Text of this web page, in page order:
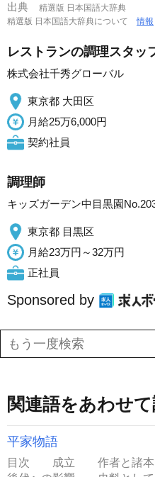
出典
精選版 日本国語大辞典
精選版 日本国語大辞典について情報
レストランの調理スタッ
株式会社千秀グローバル
東京都 大田区
月給25万6,000円
契約社員
調理師
キッズガーデン中目黒園
東京都 目黒区
月給23万円～32万円
正社員
Sponsored by
関連語をあわせ
平家物語
目次 成立 作者と